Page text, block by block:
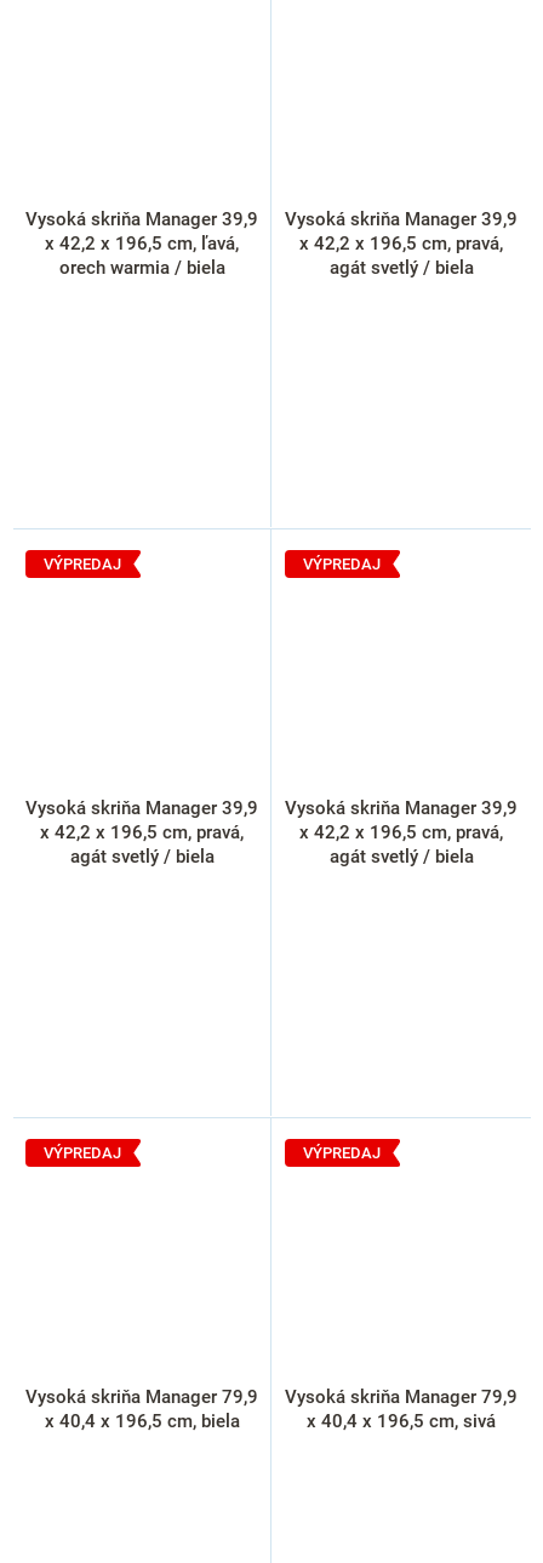
Vysoká skriňa Manager 39,9
x 42,2 x 196,5 cm, ľavá,
orech warmia / biela
Vysoká skriňa Manager 39,9
x 42,2 x 196,5 cm, pravá,
agát svetlý / biela
VÝPREDAJ
Vysoká skriňa Manager 39,9
x 42,2 x 196,5 cm, pravá,
agát svetlý / biela
VÝPREDAJ
Vysoká skriňa Manager 39,9
x 42,2 x 196,5 cm, pravá,
agát svetlý / biela
VÝPREDAJ
Vysoká skriňa Manager 79,9
x 40,4 x 196,5 cm, biela
VÝPREDAJ
Vysoká skriňa Manager 79,9
x 40,4 x 196,5 cm, sivá